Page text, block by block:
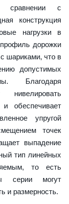
сравнении с
конструкция
нагрузки в
дорожки
шариками, что в
допустимых
Благодаря
обеспечивает
упругой
точек
выпадение
тип линейных
то есть
серии могут
и размерность.